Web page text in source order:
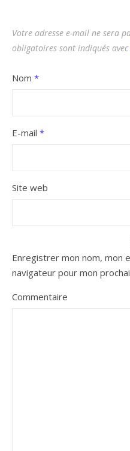
Votre adresse e-mail ne sera
obligatoires sont indiqués avec
Nom *
E-mail *
Site web
Enregistrer mon nom, mon
navigateur pour mon
Commentaire